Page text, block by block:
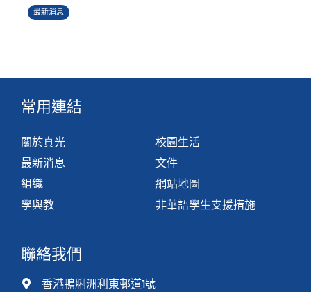
最新消息
常用連結
關於真光
最新消息
組織
學與教
校園生活
文件
網站地圖
非華語學生支援措施
聯絡我們
香港鴨脷洲利東邨道1號